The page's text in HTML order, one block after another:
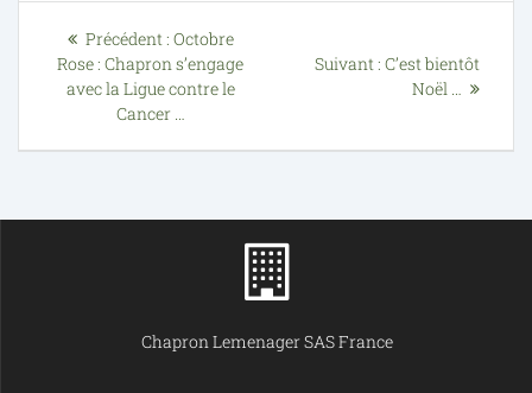
Précédent : Octobre
Rose : Chapron s’engage
avec la Ligue contre le
Cancer …
Suivant : C’est bientôt
Noël …
Chapron Lemenager SAS France